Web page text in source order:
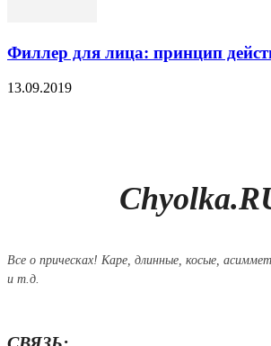
Филлер для лица: принцип
13.09.2019
Все о прическах! Каре, длинные, косые,
и т.д.
СВЯЗЬ: